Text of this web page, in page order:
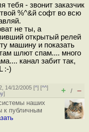
тебя - звонит заказчик
%^&й софт во всю
не ты, а
открытый релей
машину и показать
шлют спам.... много
канал забит так,
:-)
14/12/2005 [^] [^^]
] + / –
наших
к публичным